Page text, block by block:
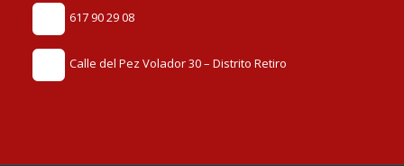
617 90 29 08
Calle del Pez Volador 30 – Distrito Retiro